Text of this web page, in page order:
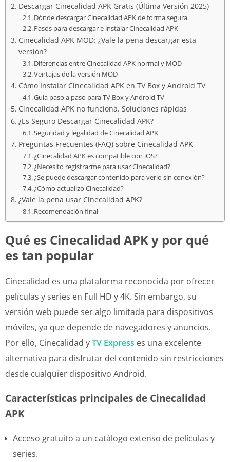
Descargar Cinecalidad APK Gratis (Última Versión 2025)
Dónde descargar Cinecalidad APK de forma segura
Pasos para descargar e instalar Cinecalidad APK
Cinecalidad APK MOD: ¿Vale la pena descargar esta
versión?
Diferencias entre Cinecalidad APK normal y MOD
Ventajas de la versión MOD
Cómo Instalar Cinecalidad APK en TV Box y Android TV
Guía paso a paso para TV Box y Android TV
Cinecalidad APK no funciona. Soluciones rápidas
¿Es Seguro Descargar Cinecalidad APK?
Seguridad y legalidad de Cinecalidad APK
Preguntas Frecuentes (FAQ) sobre Cinecalidad APK
¿Cinecalidad APK es compatible con iOS?
¿Necesito registrarme para usar Cinecalidad?
¿Se puede descargar contenido para verlo sin conexión?
¿Cómo actualizo Cinecalidad?
¿Vale la pena usar Cinecalidad APK?
Recomendación final
Qué es Cinecalidad APK y por qué
es tan popular
Cinecalidad es una plataforma reconocida por ofrecer
películas y series en Full HD y 4K. Sin embargo, su
versión web puede ser algo limitada para dispositivos
móviles, ya que depende de navegadores y anuncios.
Por ello, Cinecalidad yTV Express es una excelente
alternativa para disfrutar del contenido sin restricciones
desde cualquier dispositivo Android.
Características principales de Cinecalidad
APK
Acceso gratuito a un catálogo extenso de películas y
series.